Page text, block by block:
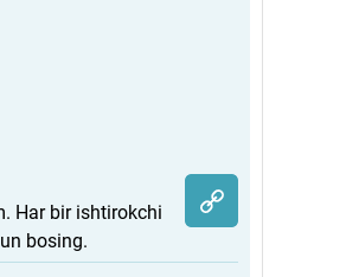
Har bir ishtirokchi
bosing.